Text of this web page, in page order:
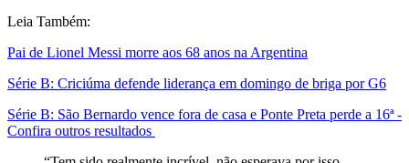
Leia Também:
Pai de Lionel Messi morre aos 68 anos na Argentina
Série B: Criciúma defende liderança em domingo de briga por G6
Série B: São Bernardo vence fora de casa e Ponte Preta perde a 16ª -
Confira outros resultados